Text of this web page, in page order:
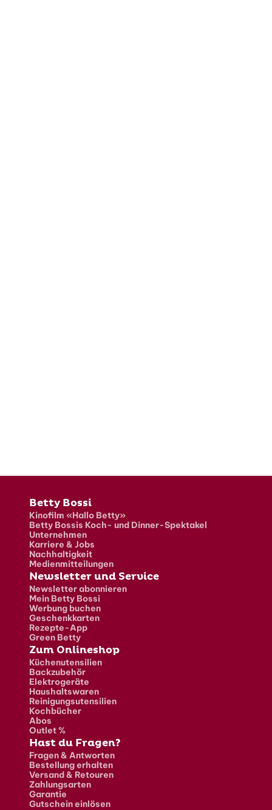
Fusszeile
Betty Bossi
Kinofilm «Hallo Betty»
Betty Bossis Koch- und Dinner-Spektakel
Unternehmen
Karriere & Jobs
Nachhaltigkeit
Medienmitteilungen
Newsletter und Service
Newsletter abonnieren
Mein Betty Bossi
Werbung buchen
Geschenkkarten
Rezepte-App
Green Betty
Zum Onlineshop
Küchenutensilien
Backzubehör
Elektrogeräte
Haushaltswaren
Reinigungsutensilien
Kochbücher
Abos
Outlet %
Hast du Fragen?
Fragen & Antworten
Bestellung erhalten
Versand & Retouren
Zahlungsarten
Garantie
Gutschein einlösen